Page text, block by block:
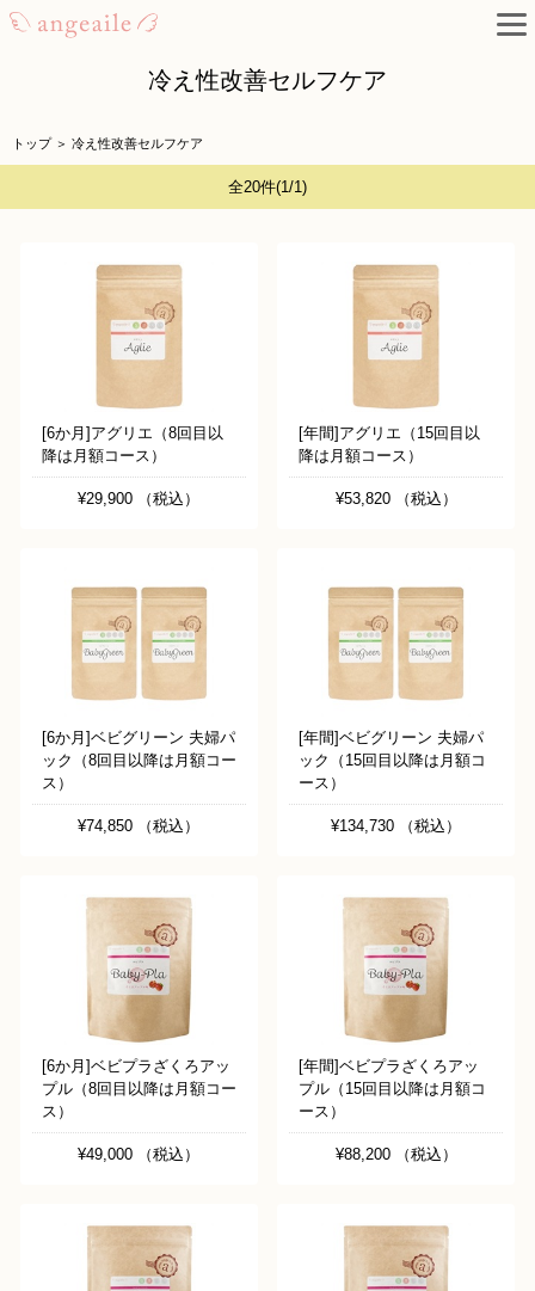
冷え性改善セルフケア
トップ ＞ 冷え性改善セルフケア
全20件(1/1)
[6か月]アグリエ（8回目以
降は月額コース）
¥29,900 （税込）
[年間]アグリエ（15回目以
降は月額コース）
¥53,820 （税込）
[6か月]ベビグリーン 夫婦パ
ック（8回目以降は月額コー
ス）
¥74,850 （税込）
[年間]ベビグリーン 夫婦パ
ック（15回目以降は月額コ
ース）
¥134,730 （税込）
[6か月]ベビプラざくろアッ
プル（8回目以降は月額コー
ス）
¥49,000 （税込）
[年間]ベビプラざくろアッ
プル（15回目以降は月額コ
ース）
¥88,200 （税込）